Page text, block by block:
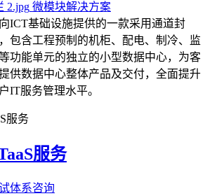
微模块解决方案
ICT基础设施提供的一款采用通道封
包含工程预制的机柜、配电、制冷、监
功能单元的独立的小型数据中心，为客
供数据中心整体产品及交付，全面提升
IT服务管理水平。
服务
服务
体系咨询